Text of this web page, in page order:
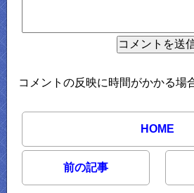
コメントの反映に時間がかかる場
HOME
前の記事